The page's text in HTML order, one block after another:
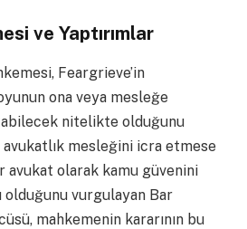
ve Yaptırımlar
Feargrieve’in
ona veya mesleğe
nitelikte olduğunu
mesleğini icra etmese
avukat olarak kamu güvenini
vurgulayan Bar
mahkemenin kararının bu